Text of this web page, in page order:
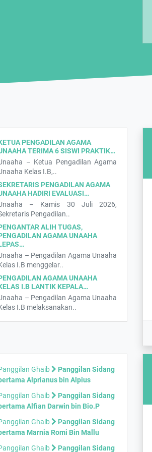
PENGADILAN AGAMA
TERIMA 6 SISWI PRAKTIK…
– Ketua Pengadilan Agama
Kelas I.B,..
PENGADILAN AGAMA
HADIRI EVALUASI…
– Kamis 30 Juli 2026,
Pengadilan..
ALIH TUGAS,
AGAMA UNAAHA
– Pengadilan Agama Unaaha
I.B menggelar..
AGAMA UNAAHA
I.B LANTIK KEPALA…
– Pengadilan Agama Unaaha
I.B melaksanakan..
Ghaib
Panggilan Sidang
Alprianus bin Alpius
Ghaib
Panggilan Sidang
Alfian Darwin bin Bio.P
Ghaib
Panggilan Sidang
Marnia Romi Bin Mallu
Ghaib
Panggilan Sidang